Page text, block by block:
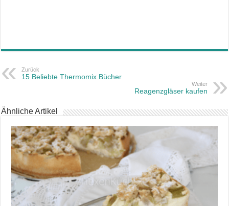
Zurück
15 Beliebte Thermomix Bücher
Weiter
Reagenzgläser kaufen
Ähnliche Artikel